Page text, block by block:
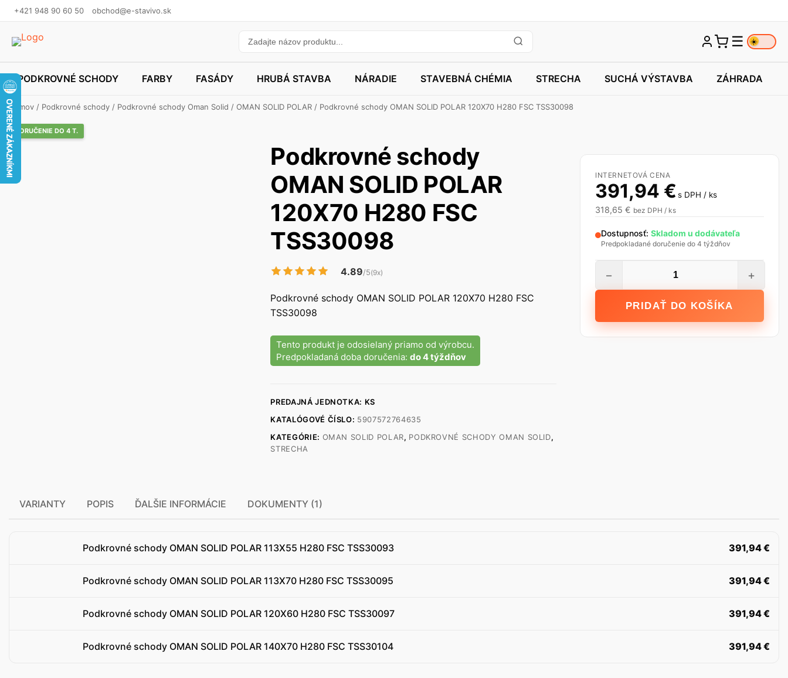
+421 948 90 60 50 obchod@e-stavivo.sk
☰ ☀️
PODKROVNÉ SCHODY FARBY FASÁDY HRUBÁ STAVBA NÁRADIE STAVEBNÁ CHÉMIA STRECHA SUCHÁ VÝSTAVBA ZÁHRADA
Domov / Podkrovné schody / Podkrovné schody Oman Solid / OMAN SOLID POLAR / Podkrovné schody OMAN SOLID POLAR 120X70 H280 FSC TSS30098
DORUČENIE DO 4 T.
Podkrovné schody
OMAN SOLID POLAR
120X70 H280 FSC
TSS30098
4.89/5(9x)
Podkrovné schody OMAN SOLID POLAR 120X70 H280 FSC
TSS30098
Tento produkt je odosielaný priamo od výrobcu.
Predpokladaná doba doručenia:do 4 týždňov
PREDAJNÁ JEDNOTKA: KS
KATALÓGOVÉ ČÍSLO: 5907572764635
KATEGÓRIE: OMAN SOLID POLAR, PODKROVNÉ SCHODY OMAN SOLID,
STRECHA
INTERNETOVÁ CENA
391,94 € s DPH / ks
318,65 € bez DPH / ks
Dostupnosť: Skladom u dodávateľa
Predpokladané doručenie do 4 týždňov
SOLID
− +
PRIDAŤ DO KOŠÍKA
VARIANTY POPIS ĎALŠIE INFORMÁCIE DOKUMENTY (1)
Podkrovné schody OMAN SOLID POLAR 113X55 H280 FSC TSS30093 391,94€
Podkrovné schody OMAN SOLID POLAR 113X70 H280 FSC TSS30095 391,94€
Podkrovné schody OMAN SOLID POLAR 120X60 H280 FSC TSS30097 391,94€
Podkrovné schody OMAN SOLID POLAR 140X70 H280 FSC TSS30104 391,94€